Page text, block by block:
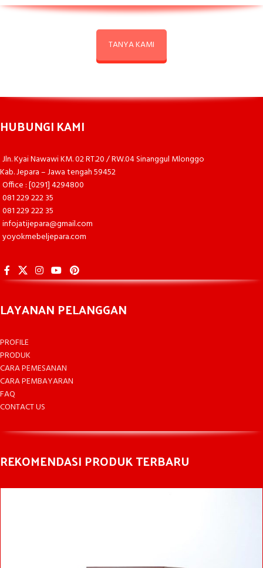
TANYA KAMI
HUBUNGI KAMI
Jln. Kyai Nawawi KM. 02 RT.20 / RW.04 Sinanggul Mlonggo
Kab. Jepara – Jawa tengah 59452
Office : [0291] 4294800
081 229 222 35
081 229 222 35
infojatijepara@gmail.com
yoyokmebeljepara.com
LAYANAN PELANGGAN
PROFILE
PRODUK
CARA PEMESANAN
CARA PEMBAYARAN
FAQ
CONTACT US
REKOMENDASI PRODUK TERBARU